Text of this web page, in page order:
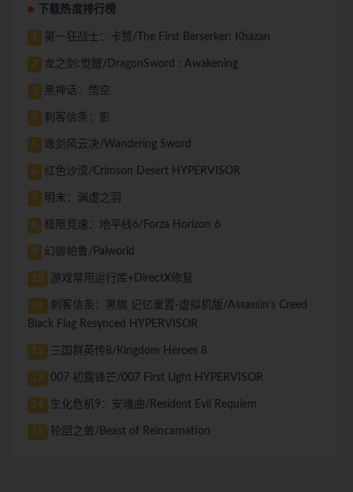
下载热度排行榜
1 第一狂战士：卡赞/The First Berserker: Khazan
2 龙之剑:觉醒/DragonSword : Awakening
3 黑神话：悟空
4 刺客信条：影
5 逸剑风云决/Wandering Sword
6 红色沙漠/Crimson Desert HYPERVISOR
7 明末：渊虚之羽
8 极限竞速：地平线6/Forza Horizon 6
9 幻兽帕鲁/Palworld
10 游戏常用运行库+DirectX修复
11
刺客信条：黑旗 记忆重置-虚拟机版/Assassin’s Creed
Black Flag Resynced HYPERVISOR
12 三国群英传8/Kingdom Heroes 8
13 007 初露锋芒/007 First Light HYPERVISOR
14 生化危机9：安魂曲/Resident Evil Requiem
15 轮回之兽/Beast of Reincarnation